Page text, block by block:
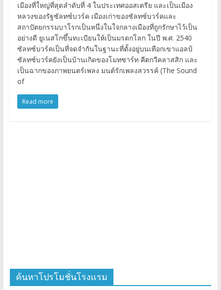
เมืองที่ใหญ่ที่สุดลำดับที่ 4 ในประเทศออสเตรีย และเป็นเมือง
หลวงของรัฐซัลทซ์บวร์ค เมืองเก่าของซัลทซ์บวร์คและ
สถาปัตยกรรมบาโรกเป็นหนึ่งในใจกลางเมืองที่ถูกรักษาไว้เป็น
อย่างดี ยูเนสโกขึ้นทะเบียนให้เป็นมรดกโลก ในปี พ.ศ. 2540
ซัลทซ์บวร์คเป็นที่จดจำกันในฐานะที่ตั้งอยู่บนเทือกเขาแอลป์
ซัลทซ์บวร์คยังเป็นบ้านเกิดของโมทซาร์ท คีตกวีคลาสสิก และ
เป็นฉากของภาพยนตร์เพลง มนต์รักเพลงสวรรค์ (The Sound
of
Read more
ค้นหาโปรโมชั่นโรงแรม